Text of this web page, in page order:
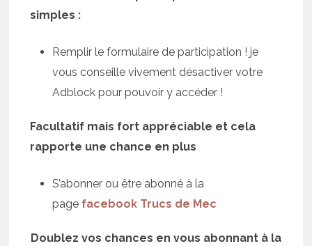
simples :
Remplir le formulaire de participation ! je
vous conseille vivement désactiver votre
Adblock pour pouvoir y accéder !
Facultatif mais fort appréciable et cela
rapporte une chance en plus
S’abonner ou être abonné à la
page facebook Trucs de Mec
Doublez vos chances en vous abonnant à la